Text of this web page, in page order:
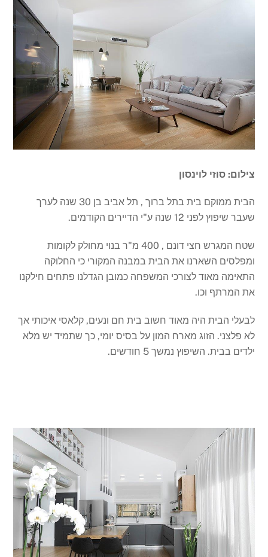
צילום: סוזי לוינסון
הבית ממוקם בית בתל ברוך , תל אביב בן 30 שנה לערך
שעבר שיפוץ לפני 12 שנה ע"י הדיירים הקודמים.
שטח המגרש חצי דונם , 400 מ"ר בנוי מחולק לקומות
ומפלסים השארנו את הבית במבנה המקורי כי החלוקה
התאימה מאוד לצורכי המשפחה כמובן הגדלנו פתחים חילקנו
את המרתף וכו.
לבעלי הבית היה מאוד חשוב בית חם ונעים, קלאסי איכותי אך
לא פלצני. הזוג מארח המון על בסיס יומי, כך שתמיד יש מלא
ילדים בבית. השיפוץ נמשך 5 חודשים.